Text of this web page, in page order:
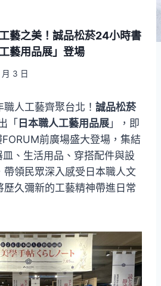
藝之美！誠品松菸24小時書
藝用品展」登場
3 日
人工藝齊聚台北！ 誠品松菸
「 日本職人工藝用品展 」，即
前廣場盛大登場，集結
、生活用品、穿搭配件與設
帶領民眾深入感受日本職人文
久彌新的工藝精神帶進日常